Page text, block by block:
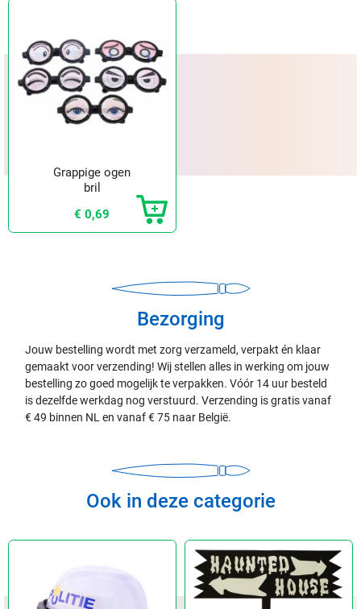
Grappige ogen
bril
€ 0,69
Bezorging
Jouw bestelling wordt met zorg verzameld, verpakt én klaar
gemaakt voor verzending! Wij stellen alles in werking om jouw
bestelling zo goed mogelijk te verpakken. Vóór 14 uur besteld
is dezelfde werkdag nog verstuurd. Verzending is gratis vanaf
€ 49 binnen NL en vanaf € 75 naar België.
Ook in deze categorie